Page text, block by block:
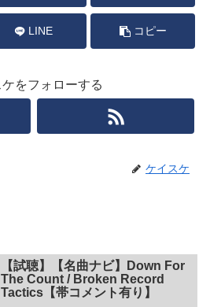
LINE コピー
をフォローする
ケイスケ
【試聴】【名曲ナビ】Down For
The Count / Broken Record
Tactics【帯コメント有り】